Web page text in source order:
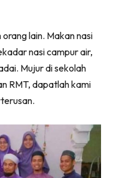
lain. Makan nasi
nasi campur air,
Mujur di sekolah
RMT, dapatlah kami